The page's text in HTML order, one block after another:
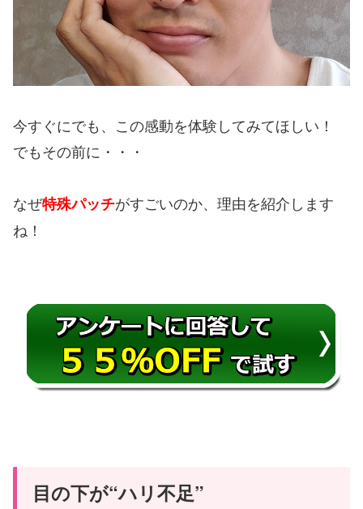
今すぐにでも、この感動を体験してみてほしい！
でもその前に・・・
なぜ特殊パッチがすごいのか、理由を紹介します
ね！
目の下が“ハリ不足”